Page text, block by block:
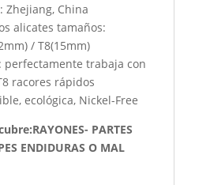
Zhejiang, China
alicates tamaños:
/ T8(15mm)
perfectamente trabaja con
racores rápidos
ecológica, Nickel-Free
PARTES
ENDIDURAS O MAL